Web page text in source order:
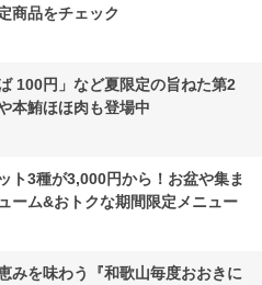
商品をチェック
100円」など夏限定の旨ねた第2
本鮪ほほ肉も登場中
ト3種が3,000円から！お盆や集ま
ーム&おトクな期間限定メニュー
みを味わう『和歌山毎度おおきに